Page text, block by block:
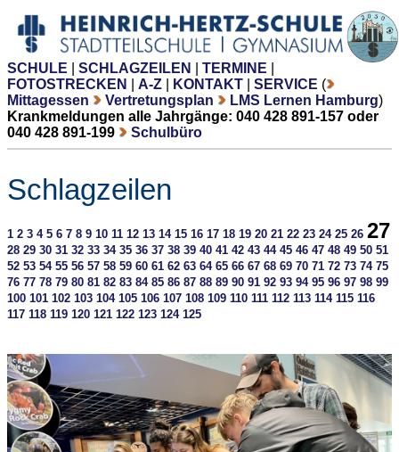
SCHULE SCHLAGZEILEN TERMINE
FOTOSTRECKEN
A-Z KONTAKT SERVICE (
Mittagessen
Vertretungsplan LMS Lernen Hamburg)
Krankmeldungen alle Jahrgänge: 040 428 891-157 oder
040 428 891-199
Schulbüro
Schlagzeilen
1 2 3 4 5 6 7 8 9 10 11 12 13 14 15 16 17 18 19 20 21 22 23 24 25 26 27
28 29 30 31 32 33 34 35 36 37 38 39 40 41 42 43 44 45 46 47 48 49 50 51
52 53 54 55 56 57 58 59 60 61 62 63 64 65 66 67 68 69 70 71 72 73 74 75
76 77 78 79 80 81 82 83 84 85 86 87 88 89 90 91 92 93 94 95 96 97 98 99
100 101 102 103 104 105 106 107 108 109 110 111 112 113 114 115 116
117 118 119 120 121 122 123 124 125